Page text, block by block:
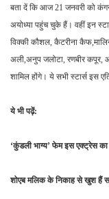
बता दें कि आज 21 जनवरी को
अयोध्या पहुंच चुके हैं। वहीं इन
विक्की कौशल, कैटरीना
अली,अनुप जलोटा, रणबीर
शामिल होंगे। ये सभी स्टार्स इस
ये भी पढ़ें:
‘कुंडली भाग्य’ फेम इस एक्ट्रेस
शोएब मलिक के निकाह से खुश हैं